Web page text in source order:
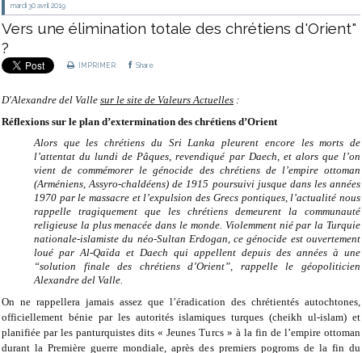
mardi 30 avril 2019
Vers une élimination totale des chrétiens d'Orient"
?
IMPRIMER Share
D'Alexandre del Valle sur le site de Valeurs Actuelles :
Réflexions sur le plan d’extermination des chrétiens d’Orient
Alors que les chrétiens du Sri Lanka pleurent encore les morts de
l’attentat du lundi de Pâques, revendiqué par Daech, et alors que l’on
vient de commémorer le génocide des chrétiens de l’empire ottoman
(Arméniens, Assyro-chaldéens) de 1915 poursuivi jusque dans les années
1970 par le massacre et l’expulsion des Grecs pontiques, l’actualité nous
rappelle tragiquement que les chrétiens demeurent la communauté
religieuse la plus menacée dans le monde. Violemment nié par la Turquie
nationale-islamiste du néo-Sultan Erdogan, ce génocide est ouvertement
loué par Al-Qaïda et Daech qui appellent depuis des années à une
“solution finale des chrétiens d’Orient”, rappelle le géopoliticien
Alexandre del Valle.
On ne rappellera jamais assez que l’éradication des chrétientés autochtones,
officiellement bénie par les autorités islamiques turques (cheikh ul-islam) et
planifiée par les panturquistes dits « Jeunes Turcs » à la fin de l’empire ottoman
durant la Première guerre mondiale, après des premiers pogroms de la fin du